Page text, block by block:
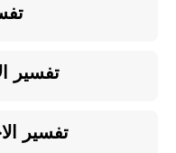
تفسير
تفسير